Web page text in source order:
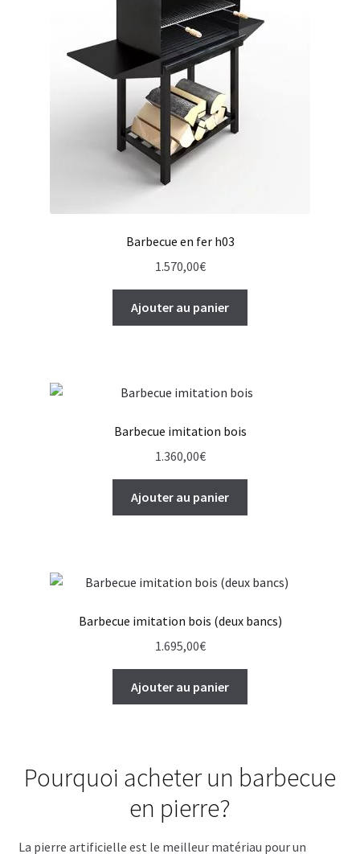
Barbecue en fer h03
1.570,00€
Ajouter au panier
Barbecue imitation bois
1.360,00€
Ajouter au panier
Barbecue imitation bois (deux bancs)
1.695,00€
Ajouter au panier
Pourquoi acheter un barbecue
en pierre?
La pierre artificielle est le meilleur matériau pour un